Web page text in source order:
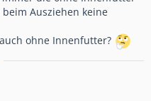
Ausziehen keine
ohne Innenfutter?
blind
Davidson 1200 Sportster-Honda CB